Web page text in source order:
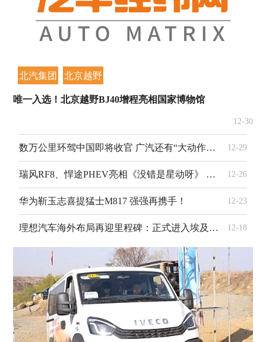
北汽集团 北京越野
唯一入选！北京越野BJ40增程亮相国家博物馆
12-30
数万公里环驾中国即将收官 广汽还有“大动作”！ 12-29
瑞风RF8、悍途PHEV亮相《没错是星动呀》 共赴快乐之旅 12-26
华为靳玉志喜提猛士M817 强强再携手！ 12-23
理想汽车海外布局再迎里程碑：正式进入埃及、哈萨克斯坦和阿塞拜疆市场。 12-18